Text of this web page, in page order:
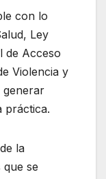
con lo
Ley
de Acceso
Violencia y
generar
práctica.
la
que se